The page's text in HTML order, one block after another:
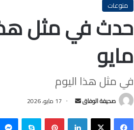
منوعات
مايو
في مثل هذا اليوم
صحيفة الوفاق
أرسل
إلكترونيا
17 مايو، 2026
فيسبوك‫X لينكدإن بينتيريستسكايب